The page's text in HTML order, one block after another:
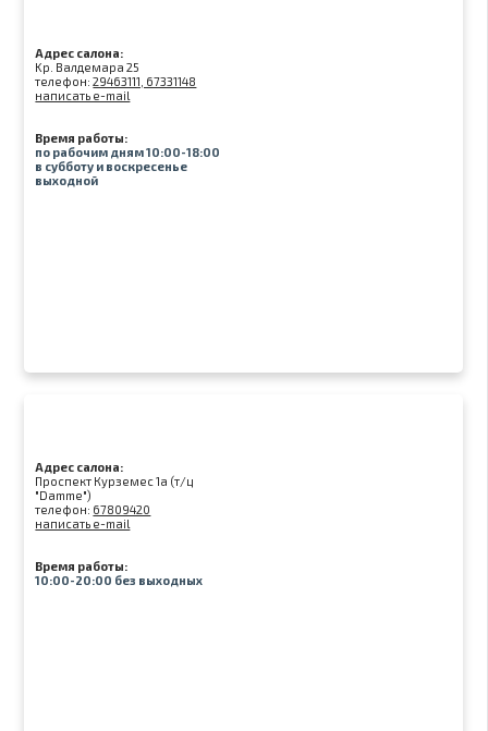
Адрес салона:
Kр. Валдемара 25
телефон:29463111, 67331148
написать e-mail
Время работы:
по рабочим дням 10:00-18:00
в субботу и воскресенье
выходной
Адрес салона:
Проспект Курземес 1а (т/ц
"Damme")
телефон: 67809420
написать e-mail
Время работы:
10:00-20:00 без выходных